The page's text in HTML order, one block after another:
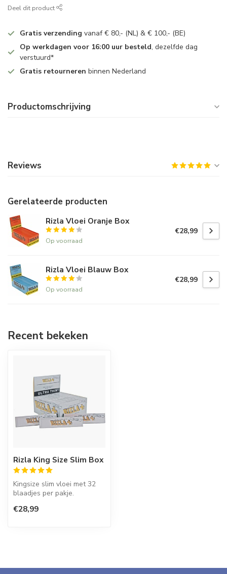
Deel dit product
Gratis verzending vanaf € 80,- (NL) & € 100,- (BE)
Op werkdagen voor 16:00 uur besteld, dezelfde dag
verstuurd*
Gratis retourneren binnen Nederland
Productomschrijving
Reviews
Gerelateerde producten
Rizla Vloei Oranje Box
Op voorraad
€28,99
Rizla Vloei Blauw Box
Op voorraad
€28,99
Recent bekeken
Rizla King Size Slim Box
Kingsize slim vloei met 32
blaadjes per pakje.
Doos met 50 pakjes.
€28,99